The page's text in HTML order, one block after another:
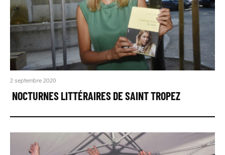
2 septembre 2020
NOCTURNES LITTÉRAIRES DE SAINT TROPEZ